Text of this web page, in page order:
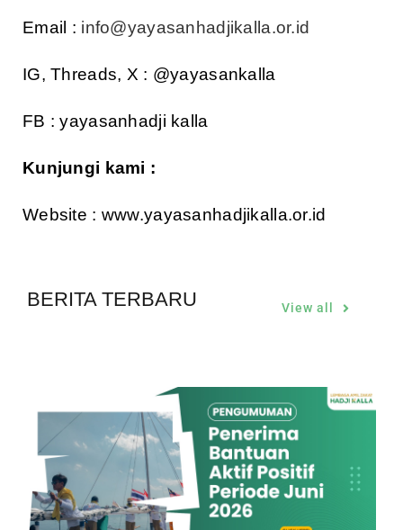
Email : info@yayasanhadjikalla.or.id
IG, Threads, X : @yayasankalla
FB : yayasanhadji kalla
Kunjungi kami :
Website : www.yayasanhadjikalla.or.id
BERITA TERBARU View all